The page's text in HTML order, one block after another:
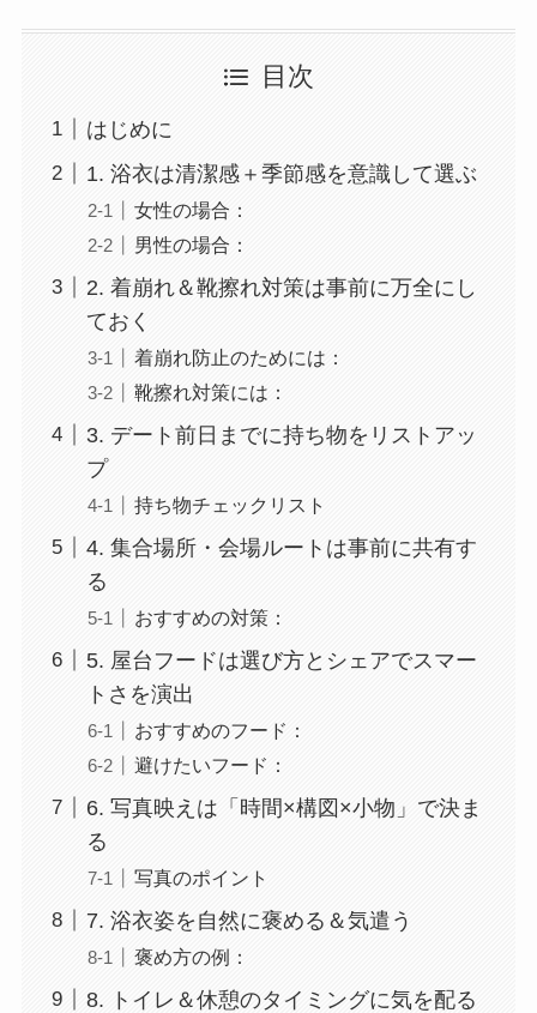
目次
はじめに
1. 浴衣は清潔感＋季節感を意識して選ぶ
女性の場合：
男性の場合：
2. 着崩れ＆靴擦れ対策は事前に万全にし
ておく
着崩れ防止のためには：
靴擦れ対策には：
3. デート前日までに持ち物をリストアッ
プ
持ち物チェックリスト
4. 集合場所・会場ルートは事前に共有す
る
おすすめの対策：
5. 屋台フードは選び方とシェアでスマー
トさを演出
おすすめのフード：
避けたいフード：
6. 写真映えは「時間×構図×小物」で決ま
る
写真のポイント
7. 浴衣姿を自然に褒める＆気遣う
褒め方の例：
8. トイレ＆休憩のタイミングに気を配る